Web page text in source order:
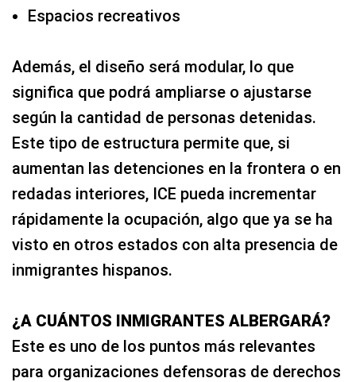
Espacios recreativos
Además, el diseño será modular, lo que
significa que podrá ampliarse o ajustarse
según la cantidad de personas detenidas.
Este tipo de estructura permite que, si
aumentan las detenciones en la frontera o en
redadas interiores, ICE pueda incrementar
rápidamente la ocupación, algo que ya se ha
visto en otros estados con alta presencia de
inmigrantes hispanos.
¿A CUÁNTOS INMIGRANTES ALBERGARÁ?
Este es uno de los puntos más relevantes
para organizaciones defensoras de derechos